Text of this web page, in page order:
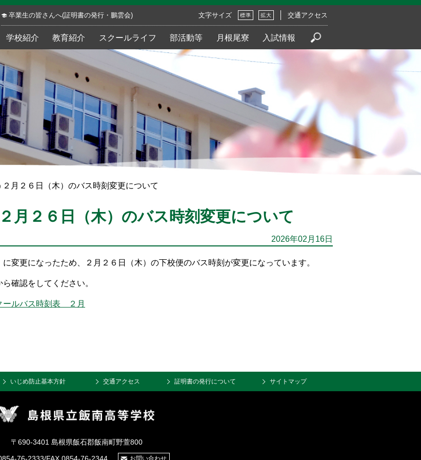
卒業生の皆さんへ(証明書の発行・鵬雲会) 文字サイズ 標準 拡大 交通アクセス
学校紹介 教育紹介 スクールライフ 部活動等 月根尾寮 入試情報
月２６日（木）のバス時刻変更について
月２６日（木）のバス時刻変更について
2026年02月16日
変更になったため、２月２６日（木）の下校便のバス時刻が変更になっています。
確認をしてください。
ールバス時刻表 ２月
いじめ防止基本方針 交通アクセス 証明書の発行について サイトマップ
〒690-3401 島根県飯石郡飯南町野萱800
お問い合わせ